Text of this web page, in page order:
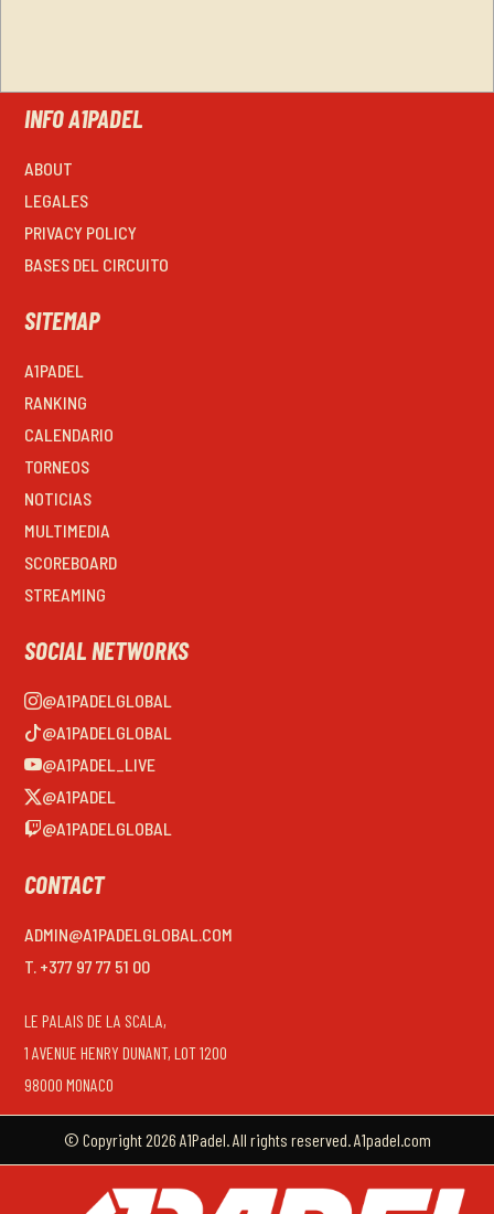
INFO A1PADEL
ABOUT
LEGALES
PRIVACY POLICY
BASES DEL CIRCUITO
SITEMAP
A1PADEL
RANKING
CALENDARIO
TORNEOS
NOTICIAS
MULTIMEDIA
SCOREBOARD
STREAMING
SOCIAL NETWORKS
@A1PADELGLOBAL
@A1PADELGLOBAL
@A1PADEL_LIVE
@A1PADEL
@A1PADELGLOBAL
CONTACT
ADMIN@A1PADELGLOBAL.COM
T. +377 97 77 51 00
LE PALAIS DE LA SCALA,
1 AVENUE HENRY DUNANT, LOT 1200
98000 MONACO
© Copyright 2026 A1Padel. All rights reserved. A1padel.com